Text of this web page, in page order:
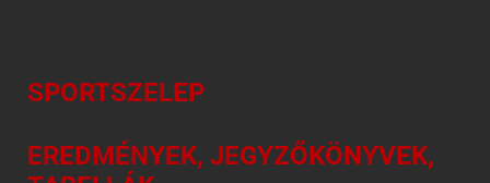
SPORTSZELEP
EREDMÉNYEK, JEGYZŐKÖNYVEK,